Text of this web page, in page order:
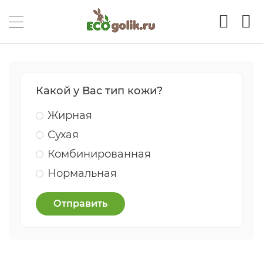
Какой у Вас тип кожи?
Жирная
Сухая
Комбинированная
Нормальная
Отправить